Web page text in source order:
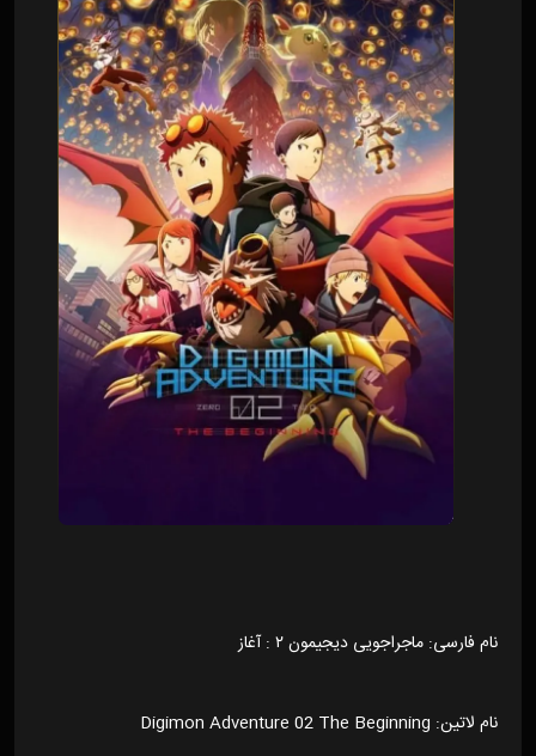
نام فارسی: ماجراجویی دیجیمون ۲ : آغاز
نام لاتین: Digimon Adventure 02 The Beginning